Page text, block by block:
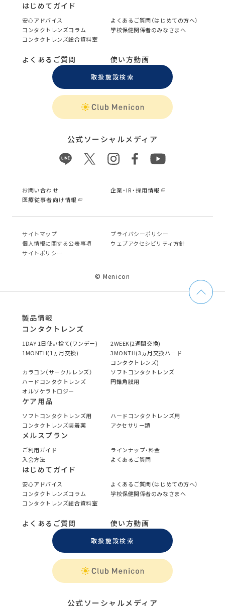
はじめてガイド
安心アドバイス
よくあるご質問（はじめての方へ）
コンタクトレンズコラム
学校保健関係者のみなさまへ
コンタクトレンズ総合資料室
よくあるご質問 使い方動画
取扱施設検索
公式ソーシャルメディア
お問い合わせ
企業・IR・採用情報
医療従事者向け情報
サイトマップ
プライバシーポリシー
個⼈情報に関する公表事項
ウェブアクセシビリティ方針
サイトポリシー
© Menicon
製品情報
コンタクトレンズ
1DAY 1日使い捨て(ワンデー)
2WEEK(2週間交換)
1MONTH(1ヵ月交換)
3MONTH(3ヵ月交換ハード
コンタクトレンズ)
カラコン（サークルレンズ）
ソフトコンタクトレンズ
ハードコンタクトレンズ
円錐角膜用
オルソケラトロジー
ケア用品
ソフトコンタクトレンズ用
ハードコンタクトレンズ用
コンタクトレンズ装着薬
アクセサリー類
メルスプラン
ご利用ガイド
ラインナップ・料金
入会方法
よくあるご質問
はじめてガイド
安心アドバイス
よくあるご質問（はじめての方へ）
コンタクトレンズコラム
学校保健関係者のみなさまへ
コンタクトレンズ総合資料室
よくあるご質問 使い方動画
取扱施設検索
公式ソーシャルメディア